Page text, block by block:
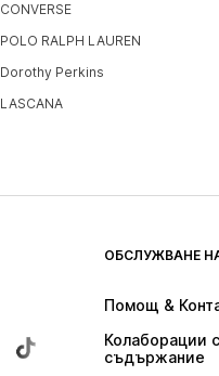
CONVERSE
POLO RALPH LAUREN
Dorothy Perkins
LASCANA
ОБСЛУЖВАНЕ
Помощ &
Колаборации
съдържание